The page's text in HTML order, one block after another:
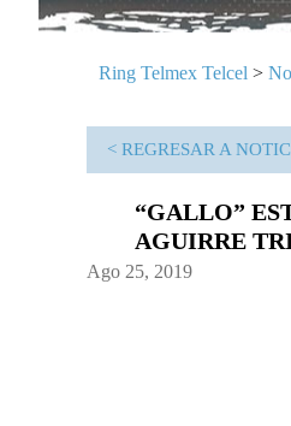
Ring Telmex Telcel >
< REGRESAR A
“GALLO”
AGUIRRE
Ago 25, 2019